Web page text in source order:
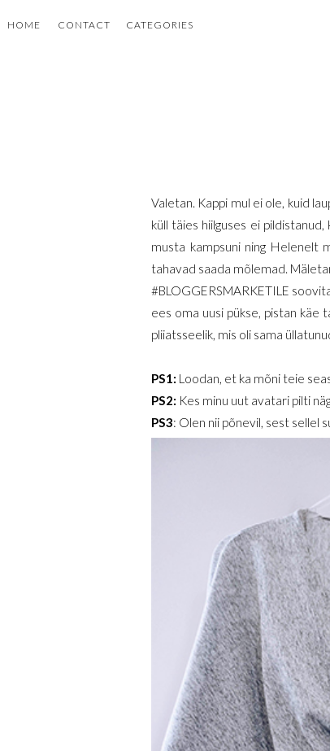
HOME CONTACT CATEGORIES
Valetan. Kappi mul ei ole, kuid
küll täies hiilguses ei
musta kampsuni ning Helenelt
tahavad saada mõlemad.
#BLOGGERSMARKETILE
ees oma uusi pükse, pistan käe
pliiatsseelik, mis oli sama
PS1: Loodan, et ka mõni teie
PS2: Kes minu uut avatari pilti
PS3: Olen nii põnevil, sest sellel